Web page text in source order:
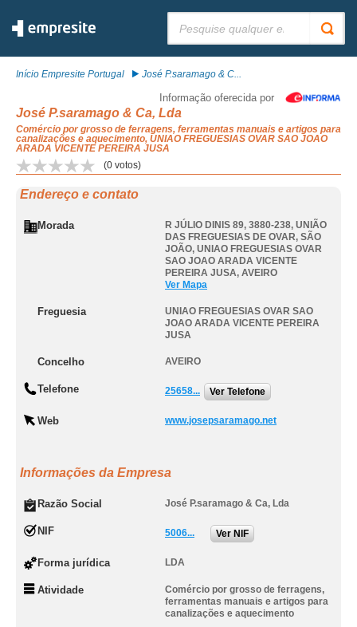
Início Empresite Portugal José P.saramago & C...
Informação oferecida por
José P.saramago & Ca, Lda
Comércio por grosso de ferragens, ferramentas manuais e artigos para
canalizações e aquecimento, UNIAO FREGUESIAS OVAR SAO JOAO
ARADA VICENTE PEREIRA JUSA
(0 votos)
Endereço e contato
Morada
R JÚLIO DINIS 89, 3880-238, UNIÃO
DAS FREGUESIAS DE OVAR, SÃO
JOÃO, UNIAO FREGUESIAS OVAR
SAO JOAO ARADA VICENTE
PEREIRA JUSA, AVEIRO
Ver Mapa
Freguesia
UNIAO FREGUESIAS OVAR SAO
JOAO ARADA VICENTE PEREIRA
JUSA
Concelho AVEIRO
Telefone 25658... Ver Telefone
Web www.josepsaramago.net
Informações da Empresa
Razão Social José P.saramago & Ca, Lda
NIF 5006... Ver NIF
Forma jurídica LDA
Atividade
Comércio por grosso de ferragens,
ferramentas manuais e artigos para
canalizações e aquecimento